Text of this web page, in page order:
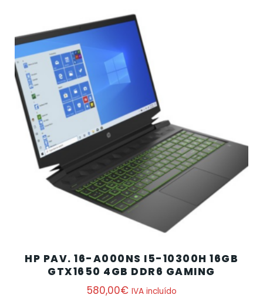
HP PAV. 16-A000NS I5-10300H 16GB
GTX1650 4GB DDR6 GAMING
580,00€ IVA incluído